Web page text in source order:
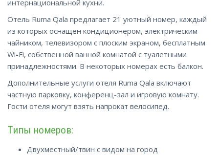
интернациональной кухни.
Отель Ruma Qala предлагает 21 уютный номер, каждый
из которых оснащен кондиционером, электрическим
чайником, телевизором с плоским экраном, бесплатным
Wi-Fi, собственной ванной комнатой с туалетными
принадлежностями. В некоторых номерах есть балкон.
Дополнительные услуги отеля Ruma Qala включают
частную парковку, конференц-зал и игровую комнату.
Гости отеля могут взять напрокат велосипед.
Типы номеров:
Двухместный/твин с видом на город